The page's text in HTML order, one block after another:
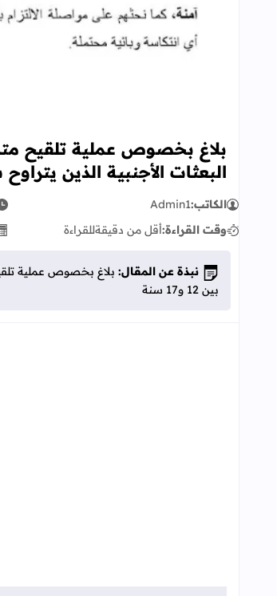
بلاغ بخصوص عملية تلقيح
البعثات الأجنبية الذين يتراوح سنهم
الكاتب:Admin1
وقت القراءة:أقل من دقيقةللقراءة
نبذة عن المقال: بلاغ بخصوص عملية
بين 12 و17 سنة